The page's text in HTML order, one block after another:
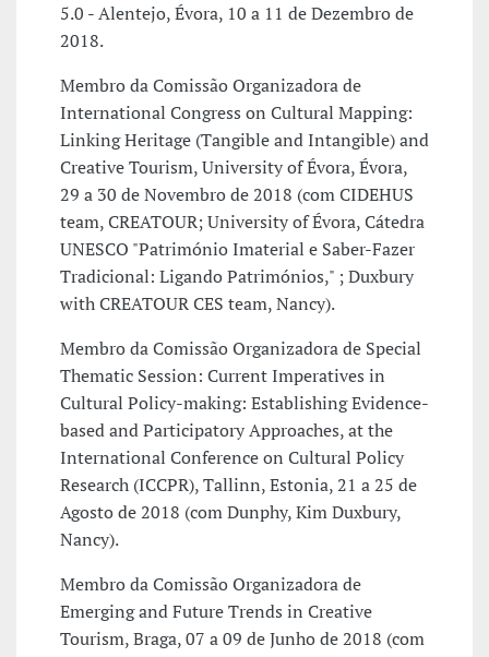
5.0 - Alentejo, Évora, 10 a 11 de Dezembro de
2018.
Membro da Comissão Organizadora de
International Congress on Cultural Mapping:
Linking Heritage (Tangible and Intangible) and
Creative Tourism, University of Évora, Évora,
29 a 30 de Novembro de 2018 (com CIDEHUS
team, CREATOUR; University of Évora, Cátedra
UNESCO "Património Imaterial e Saber-Fazer
Tradicional: Ligando Patrimónios," ; Duxbury
with CREATOUR CES team, Nancy).
Membro da Comissão Organizadora de Special
Thematic Session: Current Imperatives in
Cultural Policy-making: Establishing Evidence-
based and Participatory Approaches, at the
International Conference on Cultural Policy
Research (ICCPR), Tallinn, Estonia, 21 a 25 de
Agosto de 2018 (com Dunphy, Kim Duxbury,
Nancy).
Membro da Comissão Organizadora de
Emerging and Future Trends in Creative
Tourism, Braga, 07 a 09 de Junho de 2018 (com